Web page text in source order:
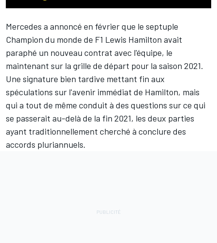
Mercedes a annoncé en février que le septuple
Champion du monde de F1 Lewis Hamilton avait
paraphé un nouveau contrat avec l'équipe, le
maintenant sur la grille de départ pour la saison 2021.
Une signature bien tardive mettant fin aux
spéculations sur l'avenir immédiat de Hamilton, mais
qui a tout de même conduit à des questions sur ce qui
se passerait au-delà de la fin 2021, les deux parties
ayant traditionnellement cherché à conclure des
accords pluriannuels.